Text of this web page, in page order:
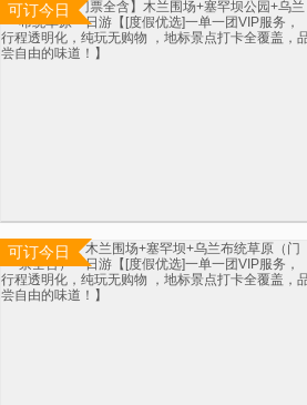
秦兵马俑三号坑遗址 华清宫
兴坪古镇
佛山市祖庙博物馆 金紫荆广场
可订今日
可订今日